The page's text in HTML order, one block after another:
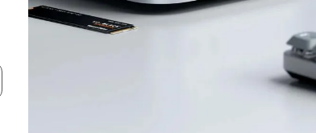
Mörkblå
MagSafe-kompatibel magnetfäste
laptop,
100W
Dubbla